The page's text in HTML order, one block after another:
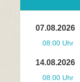
07.08.2026
08:00 Uhr
14.08.2026
08:00 Uhr